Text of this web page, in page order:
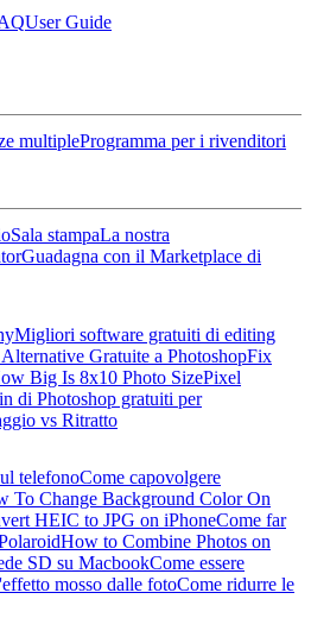
User Guide
multipleProgramma per i rivenditori
Sala stampaLa nostra
Guadagna con il Marketplace di
Migliori software gratuiti di editing
Gratuite a PhotoshopFix
Big Is 8x10 Photo SizePixel
di Photoshop gratuiti per
vs Ritratto
telefonoCome capovolgere
To Change Background Color On
HEIC to JPG on iPhoneCome far
How to Combine Photos on
SD su MacbookCome essere
mosso dalle fotoCome ridurre le